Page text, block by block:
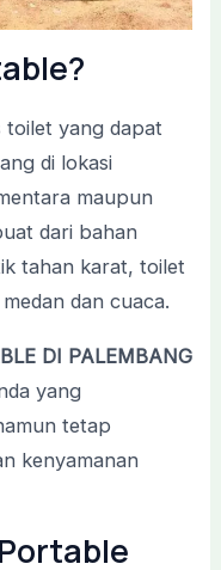
toilet yang dapat
di lokasi
maupun
dari bahan
tahan karat, toilet
medan dan cuaca.
DI PALEMBANG
yang
tetap
kenyamanan
Portable